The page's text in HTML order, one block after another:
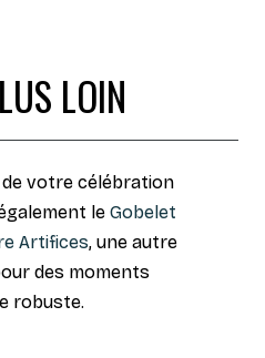
LOIN
votre célébration
le Gobelet
Artifices, une autre
des moments
robuste.